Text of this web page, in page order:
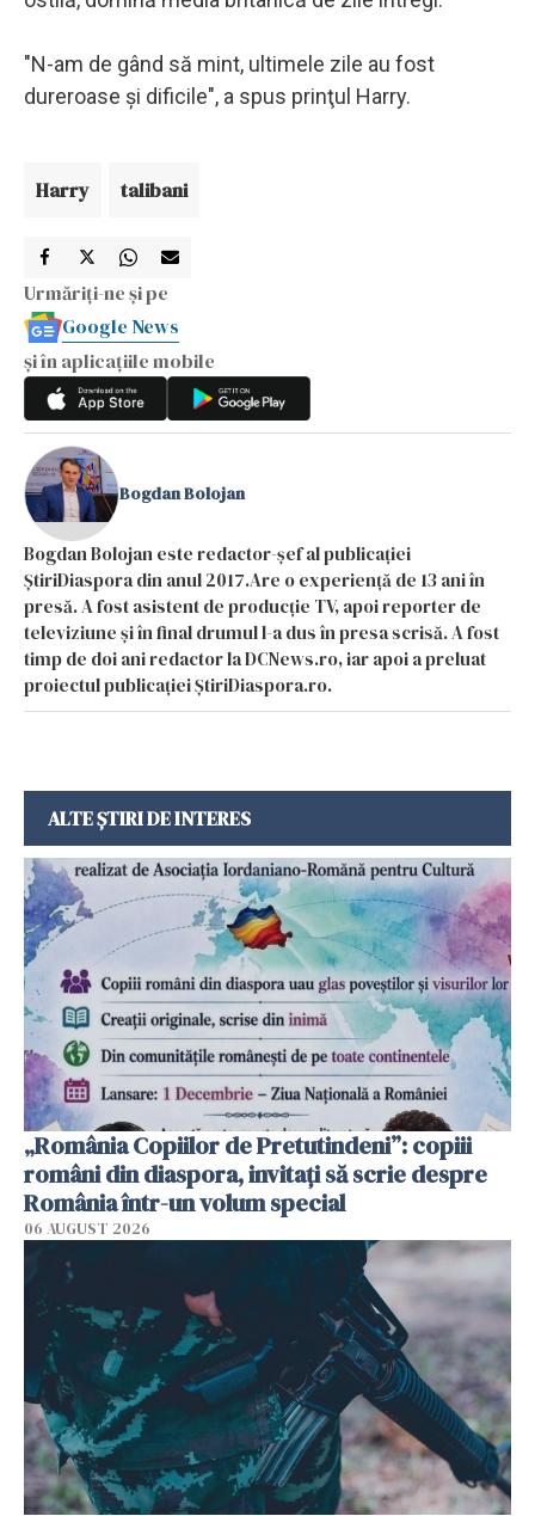
"N-am de gând să mint, ultimele zile au fost
dureroase şi dificile", a spus prinţul Harry.
Harry talibani
Urmăriți-ne și pe
Google News
și în aplicațiile mobile
Bogdan Bolojan
Bogdan Bolojan este redactor-șef al publicației
ȘtiriDiaspora din anul 2017.Are o experiență de 13 ani în
presă. A fost asistent de producție TV, apoi reporter de
televiziune și în final drumul l-a dus în presa scrisă. A fost
timp de doi ani redactor la DCNews.ro, iar apoi a preluat
proiectul publicației ȘtiriDiaspora.ro.
ALTE ȘTIRI DE INTERES
„România Copiilor de Pretutindeni”: copiii
români din diaspora, invitați să scrie despre
România într-un volum special
06 AUGUST 2026